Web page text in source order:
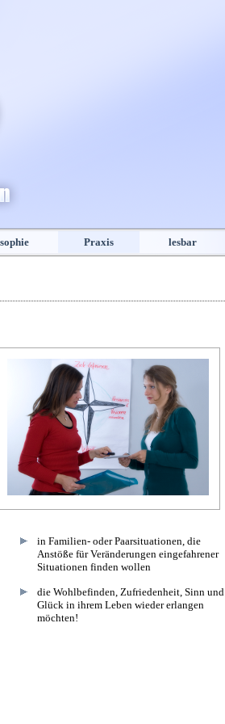
Praxis lesbar
in Familien- oder Paarsituationen, die
Anstöße für Veränderungen eingefahrener
Situationen finden wollen
die Wohlbefinden, Zufriedenheit, Sinn und
Glück in ihrem Leben wieder erlangen
möchten!